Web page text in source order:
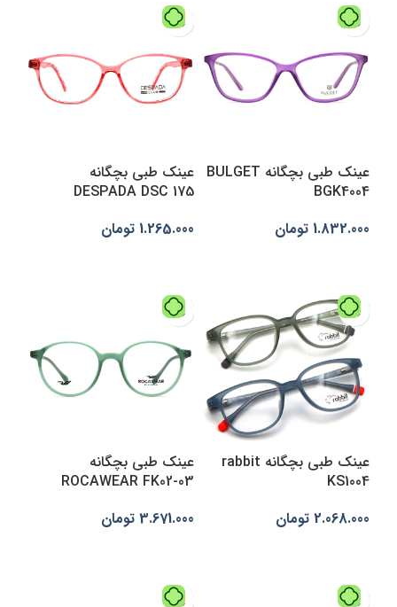
عینک طبی بچگانه BULGET
BGK4004
1.832.000 تومان
عینک طبی بچگانه
DESPADA DSC 175
1.265.000 تومان
عینک طبی بچگانه rabbit
KS1004
2.068.000 تومان
عینک طبی بچگانه
ROCAWEAR FK02-03
3.671.000 تومان